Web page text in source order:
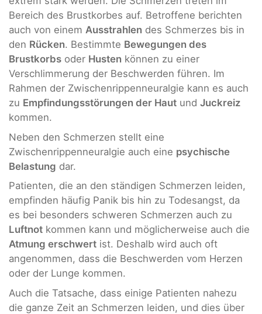
Bereich des Brustkorbes auf. Betroffene berichten
auch von einem Ausstrahlen des Schmerzes bis in
den Rücken. Bestimmte Bewegungen des
Brustkorbs oder Husten können zu einer
Verschlimmerung der Beschwerden führen. Im
Rahmen der Zwischenrippenneuralgie kann es auch
zu Empfindungsstörungen der Haut und Juckreiz
kommen.
Neben den Schmerzen stellt eine
Zwischenrippenneuralgie auch eine psychische
Belastung dar.
Patienten, die an den ständigen Schmerzen leiden,
empfinden häufig Panik bis hin zu Todesangst, da
es bei besonders schweren Schmerzen auch zu
Luftnot kommen kann und möglicherweise auch die
Atmung erschwert ist. Deshalb wird auch oft
angenommen, dass die Beschwerden vom Herzen
oder der Lunge kommen.
Auch die Tatsache, dass einige Patienten nahezu
die ganze Zeit an Schmerzen leiden, und dies über